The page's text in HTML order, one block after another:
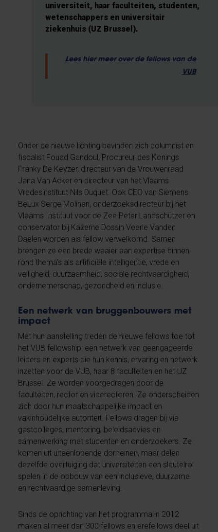
universiteit, haar faculteiten, studenten,
wetenschappers en universitair
ziekenhuis (UZ Brussel).
Lees hier meer over de fellows van de
VUB
Onder de nieuwe lichting bevinden zich columnist en
fiscalist Fouad Gandoul, Procureur des Konings
Franky De Keyzer, directeur van de Vrouwenraad
Jana Van Acker en directeur van het Vlaams
Vredesinstituut Nils Duquet. Ook CEO van Siemens
BeLux Serge Molinari, onderzoeksdirecteur bij het
Vlaams Instituut voor de Zee Peter Landschützer en
conservator bij Kazerne Dossin Veerle Vanden
Daelen worden als fellow verwelkomd. Samen
brengen ze een brede waaier aan expertise binnen
rond thema’s als artificiële intelligentie, vrede en
veiligheid, duurzaamheid, sociale rechtvaardigheid,
ondernemerschap, gezondheid en inclusie.
Een netwerk van bruggenbouwers met
impact
Met hun aanstelling treden de nieuwe fellows toe tot
het VUB fellowship: een netwerk van geëngageerde
leiders en experts die hun kennis, ervaring en netwerk
inzetten voor de VUB, haar 8 faculteiten en het UZ
Brussel. Ze worden voorgedragen door de
faculteiten, rector en vicerectoren. Ze onderscheiden
zich door hun maatschappelijke impact en
vakinhoudelijke autoriteit. Fellows dragen bij via
gastcolleges, mentoring, beleidsadvies en
samenwerking met studenten en onderzoekers. Ze
komen uit uiteenlopende domeinen, maar delen
dezelfde overtuiging dat universiteiten een sleutelrol
spelen in de opbouw van een inclusieve, duurzame
en rechtvaardige samenleving.
Sinds de oprichting van het programma in 2012
maken al meer dan 300 fellows en erefellows deel uit